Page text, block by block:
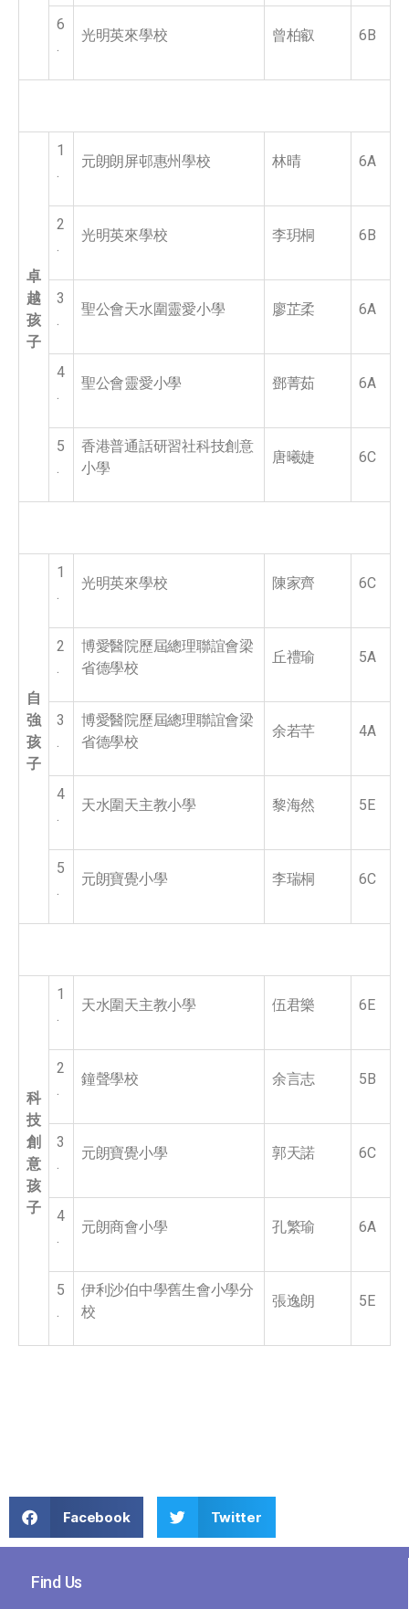
6
.
光明英來學校 曾柏叡 6B
卓
越
孩
子
1
.
元朗朗屏邨惠州學校 林晴 6A
2
.
光明英來學校 李玥桐 6B
3
.
聖公會天水圍靈愛小學 廖芷柔 6A
4
.
聖公會靈愛小學 鄧菁茹 6A
5
.
香港普通話研習社科技創意
小學
唐曦婕 6C
自
強
孩
子
1
.
光明英來學校 陳家齊 6C
2
.
博愛醫院歷屆總理聯誼會梁
省德學校
丘禮瑜 5A
3
.
博愛醫院歷屆總理聯誼會梁
省德學校
余若芊 4A
4
.
天水圍天主教小學 黎海然 5E
5
.
元朗寶覺小學 李瑞桐 6C
科
技
創
意
孩
子
1
.
天水圍天主教小學 伍君樂 6E
2
.
鐘聲學校 余言志 5B
3
.
元朗寶覺小學 郭天諾 6C
4
.
元朗商會小學 孔繁瑜 6A
5
.
伊利沙伯中學舊生會小學分
校
張逸朗 5E
Facebook Twitter
Find Us